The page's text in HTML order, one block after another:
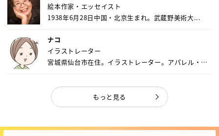
絵本作家・エッセイスト
1938年6月28日中国・北京生まれ。武蔵野美術大...
ナコ
イラストレーター
宮城県仙台市在住。イラストレーター。アパレル・キ
もっと見る